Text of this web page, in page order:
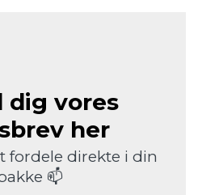
dig vores
her
fordele direkte i din
📫